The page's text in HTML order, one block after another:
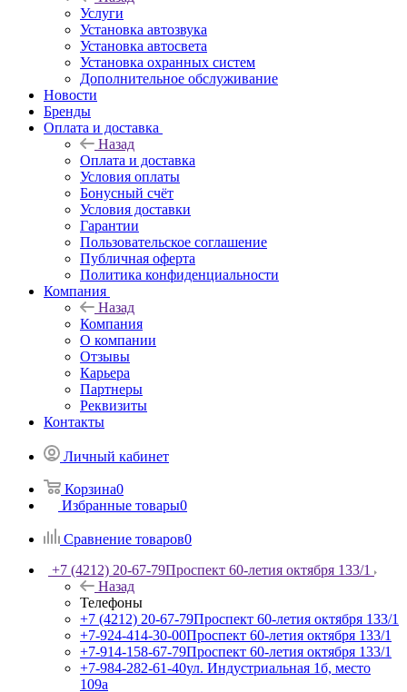
Услуги
Установка автозвука
Установка автосвета
Установка охранных систем
Дополнительное обслуживание
Новости
Бренды
Оплата и доставка
Назад
Оплата и доставка
Условия оплаты
Бонусный счёт
Условия доставки
Гарантии
Пользовательское соглашение
Публичная оферта
Политика конфиденциальности
Компания
Назад
Компания
О компании
Отзывы
Карьера
Партнеры
Реквизиты
Контакты
Личный кабинет
Корзина0
Избранные товары0
Сравнение товаров0
+7 (4212) 20-67-79Проспект 60-летия октября 133/1
Назад
Телефоны
+7 (4212) 20-67-79Проспект 60-летия октября 133/1
+7-924-414-30-00Проспект 60-летия октября 133/1
+7-914-158-67-79Проспект 60-летия октября 133/1
+7-984-282-61-40ул. Индустриальная 1б, место
109а